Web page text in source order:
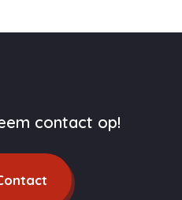
contact op!